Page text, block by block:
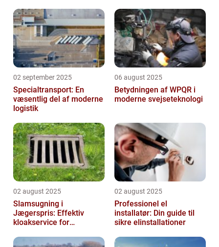
02 september 2025
Specialtransport: En
væsentlig del af moderne
logistik
06 august 2025
Betydningen af WPQR i
moderne svejseteknologi
02 august 2025
Slamsugning i
Jægerspris: Effektiv
kloakservice for
vedligeholdelse
02 august 2025
Professionel el
installatør: Din guide til
sikre elinstallationer